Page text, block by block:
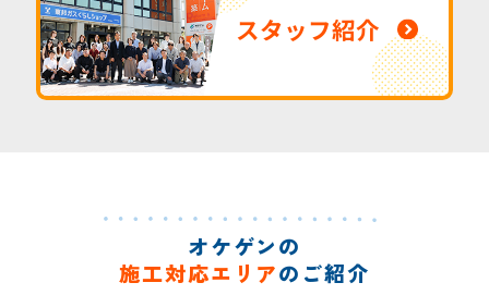
スタッフ紹介
オケゲンの
施工対応エリアのご紹介